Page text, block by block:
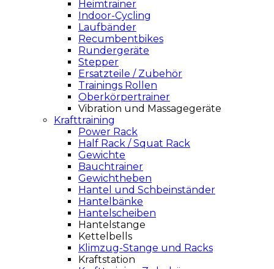
Heimtrainer
Indoor-Cycling
Laufbänder
Recumbentbikes
Rundergeräte
Stepper
Ersatzteile / Zubehör
Trainings Rollen
Oberkörpertrainer
Vibration und Massagegeräte
Krafttraining
Power Rack
Half Rack / Squat Rack
Gewichte
Bauchtrainer
Gewichtheben
Hantel und Schbeinständer
Hantelbänke
Hantelscheiben
Hantelstange
Kettelbells
Klimzug-Stange und Racks
Kraftstation